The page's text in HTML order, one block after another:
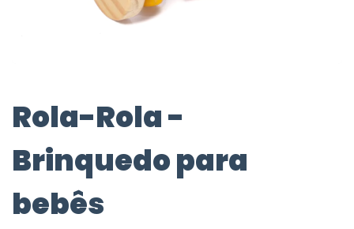
Rola-Rola -
Brinquedo para
bebês